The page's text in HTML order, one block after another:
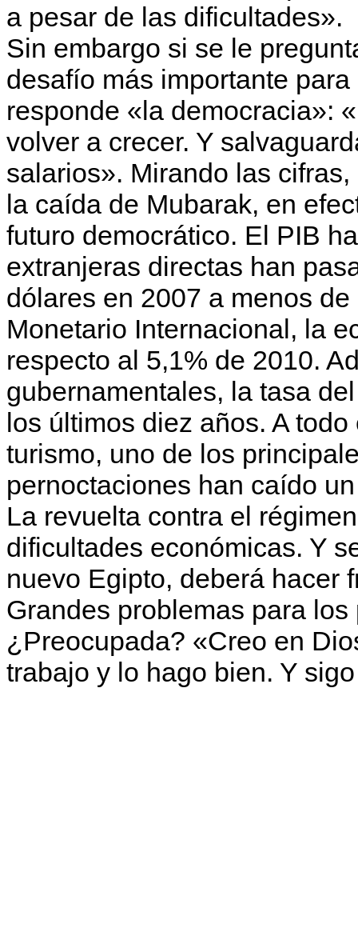
a pesar de las dificultades».
Sin embargo si se le
desafío más importante
responde «la democracia»:
volver a crecer. Y
salarios». Mirando las
la caída de Mubarak, en
futuro democrático. El PIB
extranjeras directas han
dólares en 2007 a menos
Monetario Internacional, la
respecto al 5,1% de 2010.
gubernamentales, la tasa
los últimos diez años. A
turismo, uno de los
pernoctaciones han caído
La revuelta contra el
dificultades económicas. Y
nuevo Egipto, deberá hacer
Grandes problemas para
¿Preocupada? «Creo en
trabajo y lo hago bien. Y